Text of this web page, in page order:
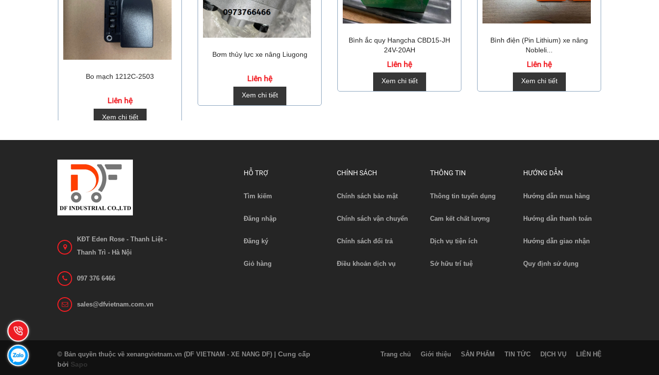
Bo mạch 1212C-2503
Liên hệ
Xem chi tiết
Bơm thủy lực xe nâng Liugong
Liên hệ
Xem chi tiết
Bình ắc quy Hangcha CBD15-JH
24V-20AH
Liên hệ
Xem chi tiết
Bình điện (Pin Lithium) xe nâng
Nobleli...
Liên hệ
Xem chi tiết
KĐT Eden Rose - Thanh Liệt -
Thanh Trì - Hà Nội
097 376 6466
sales@dfvietnam.com.vn
HỖ TRỢ
Tìm kiếm
Đăng nhập
Đăng ký
Giỏ hàng
CHÍNH SÁCH
Chính sách bảo mật
Chính sách vận chuyển
Chính sách đổi trả
Điều khoản dịch vụ
THÔNG TIN
Thông tin tuyển dụng
Cam kết chất lượng
Dịch vụ tiện ích
Sở hữu trí tuệ
HƯỚNG DẪN
Hướng dẫn mua hàng
Hướng dẫn thanh toán
Hướng dẫn giao nhận
Quy định sử dụng
© Bản quyền thuộc về xenangvietnam.vn (DF VIETNAM - XE NANG DF)
Cung cấp
bởi Sapo
Trang chủ Giới thiệu SẢN PHẨM TIN TỨC DỊCH VỤ LIÊN HỆ